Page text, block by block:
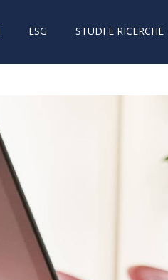
ESG STUDI E RICERCHE